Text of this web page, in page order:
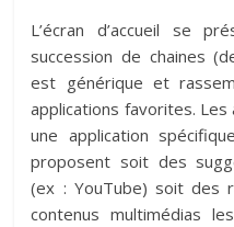
L’écran d’accueil se
succession de chaines
est générique et
applications favorites.
une application
proposent soit des
(ex : YouTube) soit des
contenus multimédias